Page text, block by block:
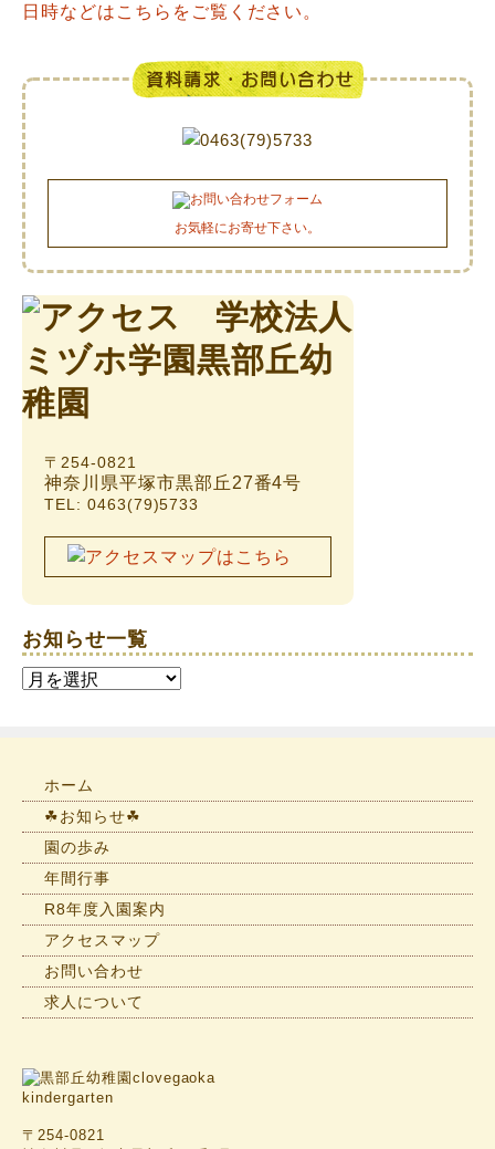
日時などはこちらをご覧ください。
お気軽にお寄せ下さい。
〒254-0821
神奈川県平塚市黒部丘27番4号
TEL: 0463(79)5733
お知らせ一覧
お
ホーム
☘お知らせ☘
園の歩み
年間行事
R8年度入園案内
アクセスマップ
お問い合わせ
求人について
〒254-0821